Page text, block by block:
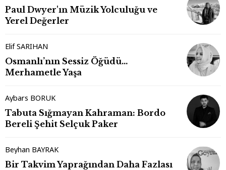
Paul Dwyer'ın Müzik Yolculuğu ve
Yerel Değerler
Elif SARIHAN
Osmanlı’nın Sessiz Öğüdü…
Merhametle Yaşa
Aybars BORUK
Tabuta Sığmayan Kahraman: Bordo
Bereli Şehit Selçuk Paker
Beyhan BAYRAK
Bir Takvim Yaprağından Daha Fazlası